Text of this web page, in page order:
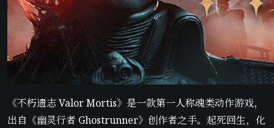
《不朽遗志 Valor Mortis》是一款第一人称魂类动作游戏，
出自《幽灵行者 Ghostrunner》创作者之手。起死回生，化